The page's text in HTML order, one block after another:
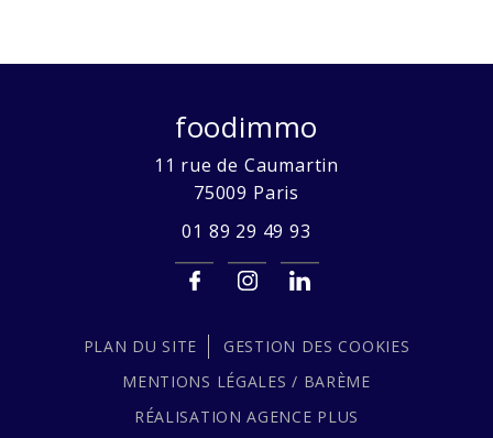
foodimmo
11 rue de Caumartin
75009 Paris
01 89 29 49 93
PLAN DU SITE
GESTION DES COOKIES
MENTIONS LÉGALES / BARÈME
RÉALISATIONAGENCE PLUS